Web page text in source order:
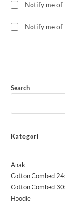
Notify me of
Notify me of
Search
Kategori
Anak
Cotton Combed
Cotton Combed
Hoodie